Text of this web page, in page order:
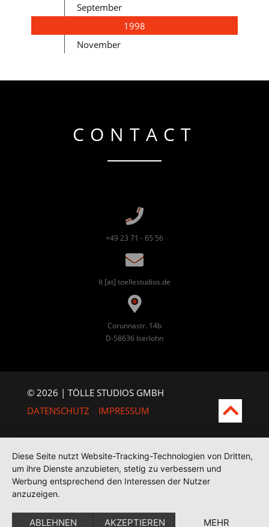
September
1998
November
CONTACT
+49 23 71 - 65 56
lt [at] toellestudios.de
Corunnastr. 14b
D-58636 Iserlohn
© 2026 | TÖLLE STUDIOS GMBH
DATENSCHUTZ
IMPRESSUM
Diese Seite nutzt Website-Tracking-Technologien von Dritten,
um ihre Dienste anzubieten, stetig zu verbessern und
Werbung entsprechend den Interessen der Nutzer
anzuzeigen.
ABLEHNEN AKZEPTIEREN MEHR